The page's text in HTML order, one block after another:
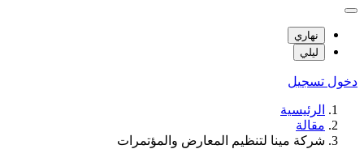
نهاري
ليلي
دخول تسجيل
الرئيسية
مقالة
شركة مينا لتنظيم المعارض والمؤتمرات